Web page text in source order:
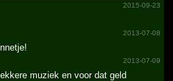
2015-09-23
2013-07-08
2013-07-09
muziek en voor dat geld